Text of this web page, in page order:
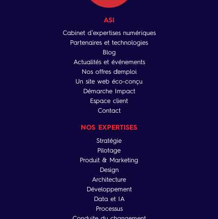
ASI
Cabinet d’expertises numériques
Partenaires et technologies
Blog
Actualités et événements
Nos offres d'emploi
Un site web éco-conçu
Démarche Impact
Espace client
Contact
NOS EXPERTISES
Stratégie
Pilotage
Produit & Marketing
Design
Architecture
Développement
Data et IA
Processus